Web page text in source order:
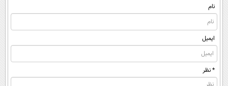
نام
ایمیل
* نظر